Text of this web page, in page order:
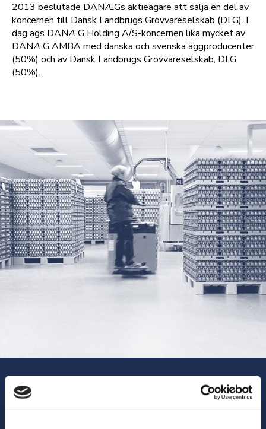
2013 beslutade DANÆGs aktieägare att sälja en del av
koncernen till Dansk Landbrugs Grovvareselskab (DLG). I
dag ägs DANÆG Holding A/S-koncernen lika mycket av
DANÆG AMBA med danska och svenska äggproducenter
(50%) och av Dansk Landbrugs Grovvareselskab, DLG
(50%).
DE DANSKA FÖRETAGEN
Förpackning och